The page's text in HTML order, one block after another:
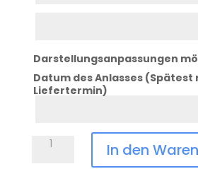
Darstellungsanpassungen
Datum des Anlasses (Spätest
Liefertermin)
Medaille
In den